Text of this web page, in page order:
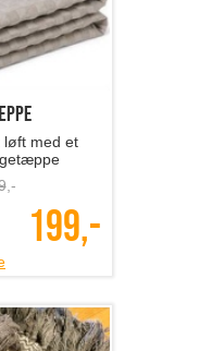
med et
,-
199,-